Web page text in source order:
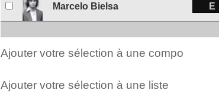
Marcelo Bielsa E
Ajouter votre sélection à une compo
Ajouter votre sélection à une liste